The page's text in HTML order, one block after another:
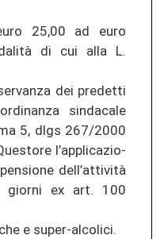
25,00 ad euro
di cui alla L.
dei pre­det­ti
sin­d­a­ca­le
5, dlgs 267/2000
l’ap­pli­ca­zio­
dell’attività
gior­ni ex art. 100
e super-​alcolici.